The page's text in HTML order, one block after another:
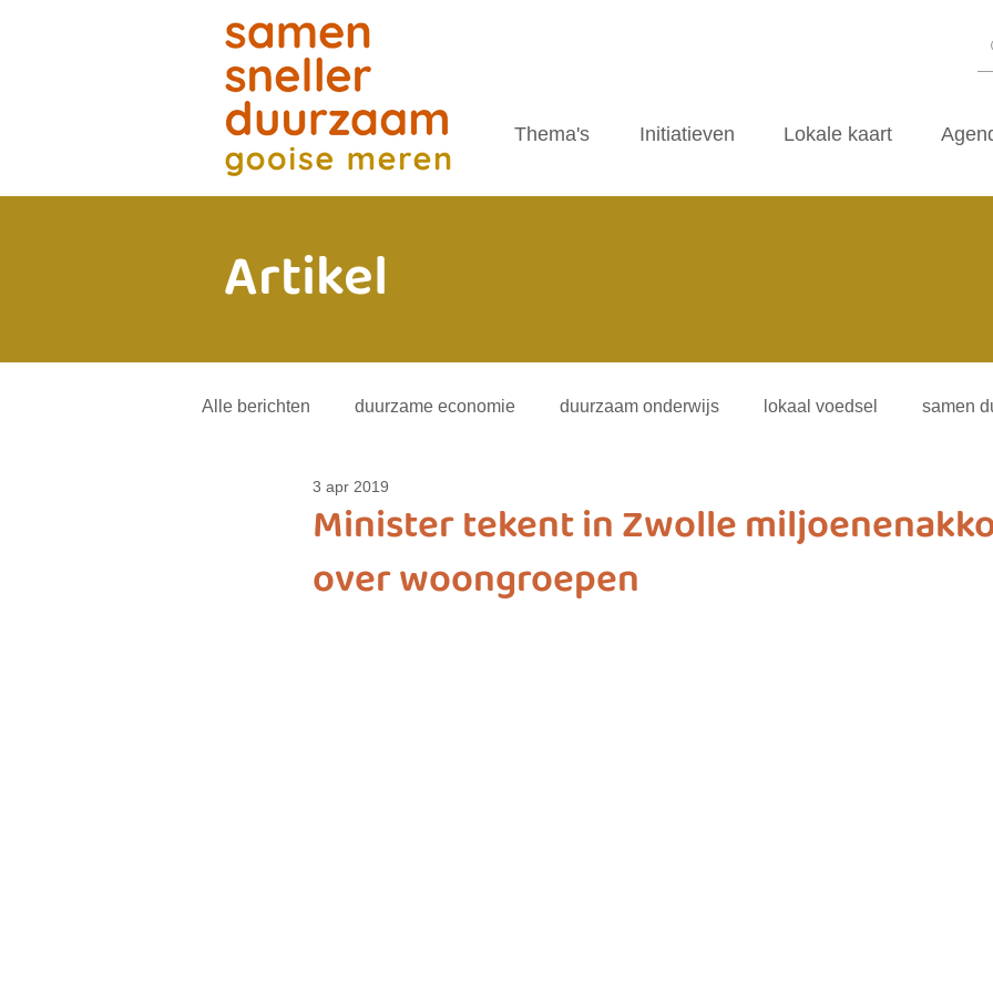
Thema's Initiatieven Lokale kaart
Artikel
Alle berichten duurzame economie duurzaam onderwijs lokaal voedsel samen
energietransitie
biodiversiteit sustainable fashion vliegwielgroep
Minister tekent in Zwolle
over woongroepen
3 apr 2019